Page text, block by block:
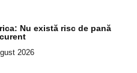
Nu există risc de pană
2026